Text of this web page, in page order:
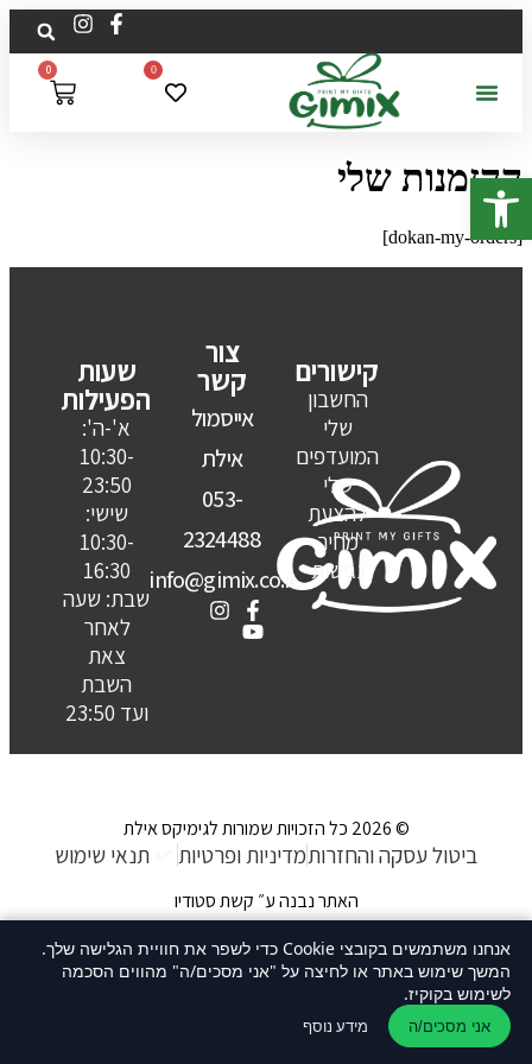
פתח סרגל נגישות
0
0
ההזמנות שלי
[dokan-my-orders]
קישורים
החשבון
שלי
המועדפים
שלי
להצעת
מחיר
נגישות
צור
קשר
אייסמול
אילת
053-
2324488
info@gimix.co.il
שעות
הפעילות
א'-ה':
10:30-
23:50
שישי:
10:30-
16:30
שבת: שעה
לאחר
צאת
השבת
ועד 23:50
© 2026 כל הזכויות שמורות לגימיקס אילת
ביטול עסקה והחזרותמדיניות ופרטיות תנאי שימוש
האתר נבנה ע״ קשת סטודיו
אנחנו משתמשים בקובצי Cookie כדי לשפר את חוויית הגלישה שלך.
המשך שימוש באתר או לחיצה על "אני מסכים/ה" מהווים הסכמה
לשימוש בקוקיז.
אני מסכים/ה מידע נוסף